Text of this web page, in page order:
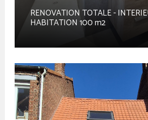
RENOVATION TOTALE -
HABITATION 100 m2